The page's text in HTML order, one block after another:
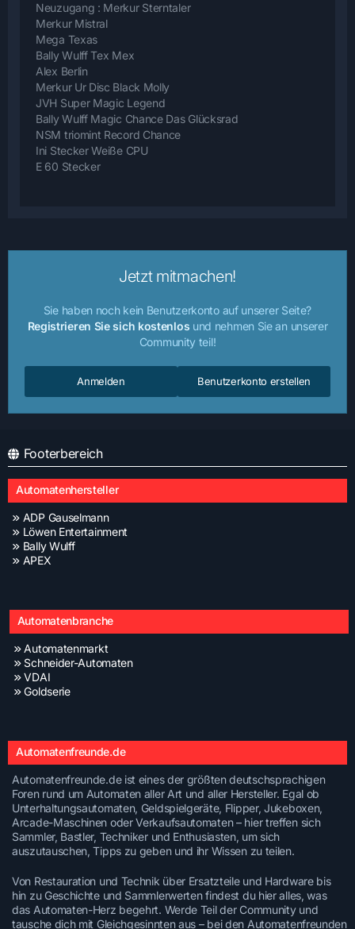
Neuzugang : Merkur Sterntaler
Merkur Mistral
Mega Texas
Bally Wulff Tex Mex
Alex Berlin
Merkur Ur Disc Black Molly
JVH Super Magic Legend
Bally Wulff Magic Chance Das Glücksrad
NSM triomint Record Chance
Ini Stecker Weiße CPU
E 60 Stecker
Jetzt mitmachen!
Sie haben noch kein Benutzerkonto auf unserer Seite?
Registrieren Sie sich kostenlos und nehmen Sie an unserer
Community teil!
Benutzerkonto erstellen
Anmelden
Footerbereich
Automatenhersteller
ADP Gauselmann
Löwen Entertainment
Bally Wulff
APEX
Automatenbranche
Automatenmarkt
Schneider-Automaten
VDAI
Goldserie
Automatenfreunde.de
Automatenfreunde.de ist eines der größten deutschsprachigen
Foren rund um Automaten aller Art und aller Hersteller. Egal ob
Unterhaltungsautomaten, Geldspielgeräte, Flipper, Jukeboxen,
Arcade-Maschinen oder Verkaufsautomaten – hier treffen sich
Sammler, Bastler, Techniker und Enthusiasten, um sich
auszutauschen, Tipps zu geben und ihr Wissen zu teilen.
Von Restauration und Technik über Ersatzteile und Hardware bis
hin zu Geschichte und Sammlerwerten findest du hier alles, was
das Automaten-Herz begehrt. Werde Teil der Community und
tausche dich mit Gleichgesinnten aus – bei den Automatenfreunden